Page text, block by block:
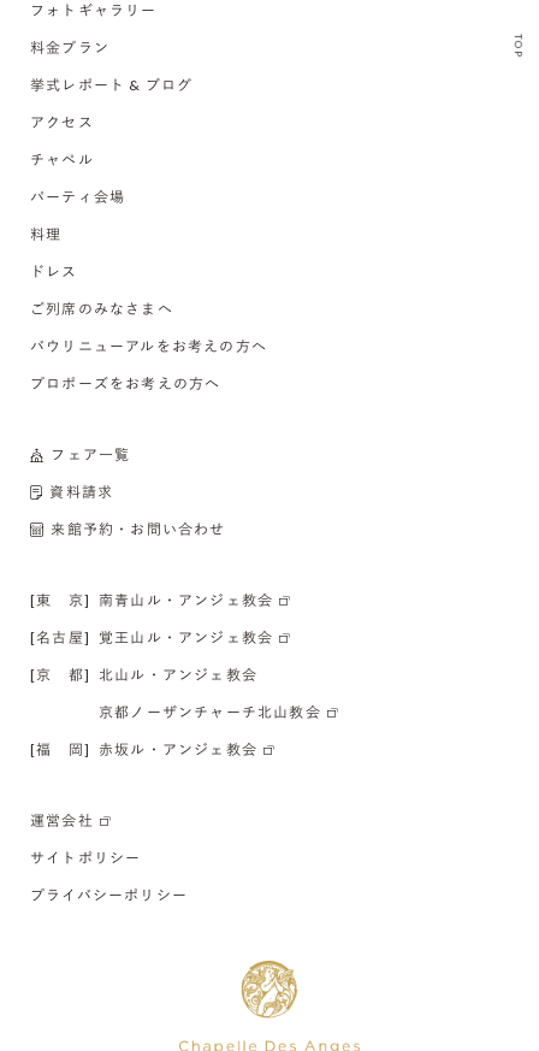
TOP
フォトギャラリー
料金プラン
挙式レポート & ブログ
アクセス
チャペル
パーティ会場
料理
ドレス
ご列席のみなさまへ
バウリニューアルをお考えの方へ
プロポーズをお考えの方へ
フェア一覧
資料請求
来館予約・お問い合わせ
[東 京] 南青山ル・アンジェ教会
[名古屋] 覚王山ル・アンジェ教会
[京 都] 北山ル・アンジェ教会
京都ノーザンチャーチ北山教会
[福 岡] 赤坂ル・アンジェ教会
運営会社
サイトポリシー
プライバシーポリシー